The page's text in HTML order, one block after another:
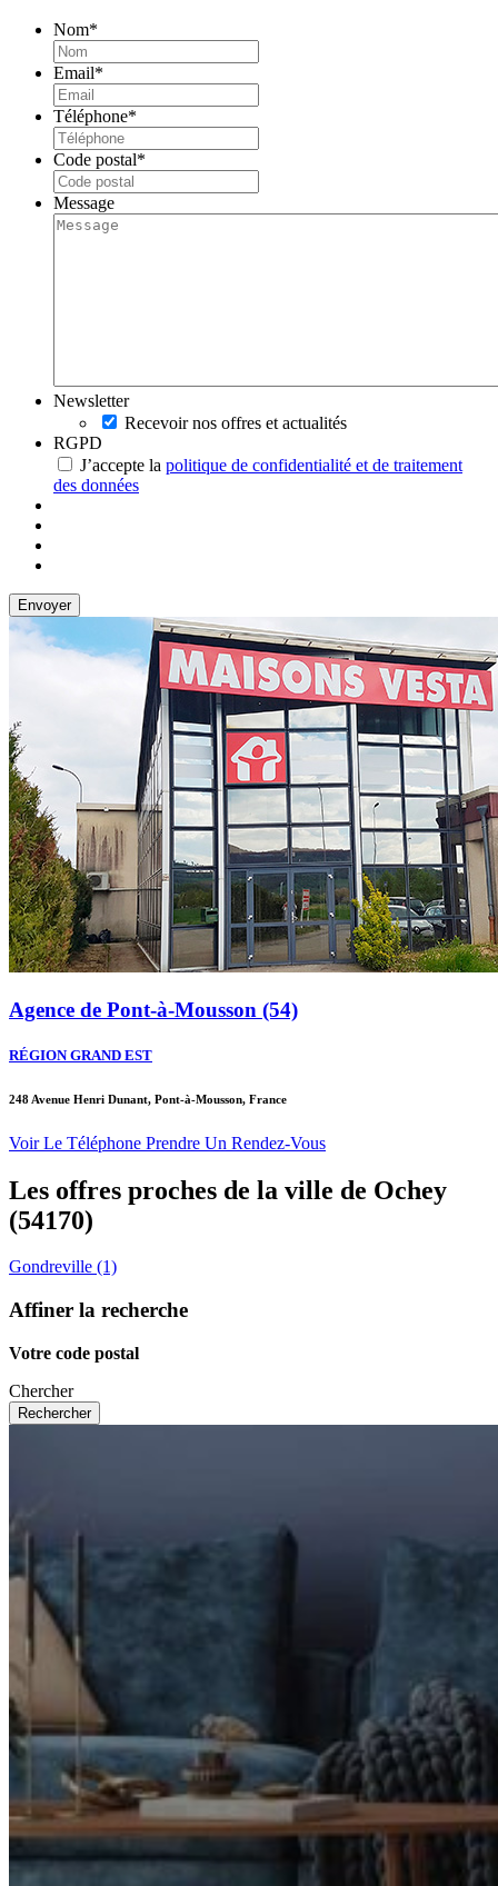
Nom*
Email*
Téléphone*
Code postal*
Message
Newsletter
Recevoir nos offres et actualités
RGPD
J’accepte la politique de confidentialité et de traitement
des données
Agence de Pont-à-Mousson (54)
RÉGION GRAND EST
248 Avenue Henri Dunant, Pont-à-Mousson, France
Voir Le Téléphone Prendre Un Rendez-Vous
Les offres proches de la ville de Ochey
(54170)
Gondreville (1)
Affiner la recherche
Votre code postal
Chercher